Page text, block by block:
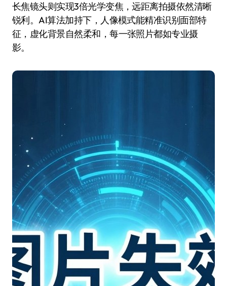
长焦镜头则实现3倍光学变焦，远距离拍摄依然清晰
锐利。AI算法加持下，人像模式能精准识别面部特
征，虚化背景自然柔和，每一张照片都如专业摄
影。